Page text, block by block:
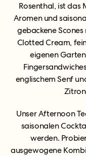
Rosenthal, ist das
Aromen und
gebackene
Clotted Cream,
eigenen
englischem Senf
Unser Afternoon
saisonalen
werden.
ausgewogene